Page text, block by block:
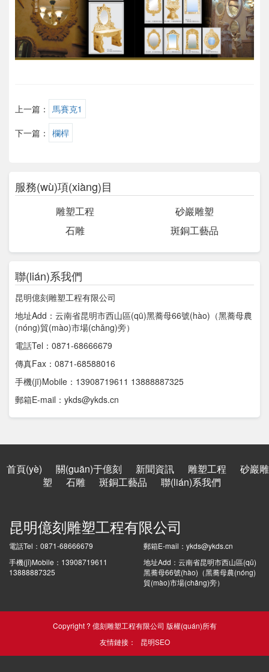
上一篇： 馬賽克1
下一篇： 欄桿
服務(wù)項(xiàng)目
雕塑工程
砂巖雕塑
石雕
斑銅工藝品
聯(lián)系我們
昆明億刻雕塑工程有限公司
地址Add：云南省昆明市西山區(qū)黑蕎母66號(hào)（黑蕎母農
(nóng)貿(mào)市場(chǎng)旁）
電話Tel：0871-68666679
傳真Fax：0871-68588016
手機(jī)Mobile：13908719611 13888887325
郵箱E-mail：ykds@ykds.cn
首頁(yè) 關(guān)于億刻 新聞資訊 雕塑工程
砂巖雕
塑
石雕 斑銅工藝品 聯(lián)系我們
昆明億刻雕塑工程有限公司
電話Tel：0871-68666679
手機(jī)Mobile：13908719611
13888887325
郵箱E-mail：ykds@ykds.cn
地址Add：云南省昆明市西山區(qū)
黑蕎母66號(hào)（黑蕎母農(nóng)
貿(mào)市場(chǎng)旁）
Copyright ? 億刻雕塑工程有限公司 版權(quán)所有
友情鏈接：
昆明SEO